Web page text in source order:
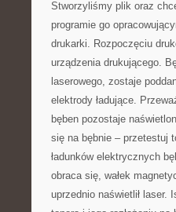
Stworzyliśmy plik oraz
programie go
drukarki. Rozpoczęciu
urządzenia drukującego.
laserowego, zostaje
elektrody ładujące.
bęben pozostaje
się na bębnie – przetestuj
ładunków elektrycznych
obraca się, wałek
uprzednio naświetlił laser.